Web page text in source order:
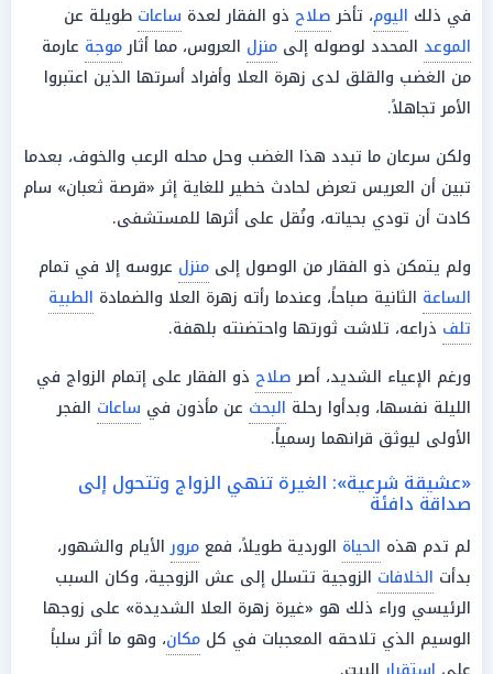
في ذلك اليوم، تأخرصلاح ذو الفقار لعدة ساعات طويلة عن
الموعد المحدد لوصوله إلى منزل العروس، مما أثارموجة عارمة
من الغضب والقلق لدى زهرة العلا وأفراد أسرتها الذين اعتبروا
الأمر تجاهلاً.
ولكن سرعان ما تبدد هذا الغضب وحل محله الرعب والخوف، بعدما
تبين أن العريس تعرض لحادث خطير للغاية إثر «قرصة ثعبان» سام
كادت أن تودي بحياته، ونُقل على أثرها للمستشفى.
ولم يتمكن ذو الفقار من الوصول إلى منزل عروسه إلا في تمام
الساعة الثانية صباحاً، وعندما رأته زهرة العلا والضمادة الطبية
تلف ذراعه، تلاشت ثورتها واحتضنته بلهفة.
ورغم الإعياء الشديد، أصرصلاح ذو الفقار على إتمام الزواج في
الليلة نفسها، وبدأوا رحلة البحث عن مأذون في ساعات الفجر
الأولى ليوثق قرانهما رسمياً.
«عشيقة شرعية»: الغيرة تنهي الزواج وتتحول إلى
صداقة دافئة
لم تدم هذه الحياة الوردية طويلاً، فمعمرورالأيام والشهور،
بدأت الخلافات الزوجية تتسلل إلى عش الزوجية، وكان السبب
الرئيسي وراء ذلك هو «غيرة زهرة العلا الشديدة» على زوجها
الوسيم الذي تلاحقه المعجبات في كل مكان، وهو ما أثر سلباً